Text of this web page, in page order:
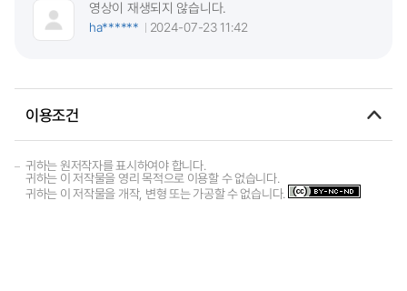
영상이 재생되지 않습니다.
ha******
2024-07-23 11:42
이용조건
귀하는 원저작자를 표시하여야 합니다.
귀하는 이 저작물을 영리 목적으로 이용할 수 없습니다.
귀하는 이 저작물을 개작, 변형 또는 가공할 수 없습니다.